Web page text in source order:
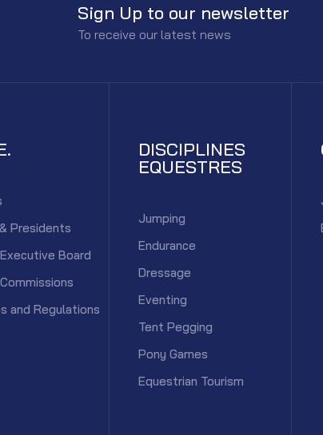
Sign Up to our newsletter
To receive our latest news
Presidents
Board
and Regulations
DISCIPLINES
EQUESTRES
Jumping
Endurance
Dressage
Eventing
Tent Pegging
Pony Games
Equestrian Tourism